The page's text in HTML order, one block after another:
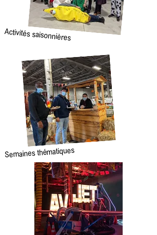
Activités saisonnières
Semaines thématiques